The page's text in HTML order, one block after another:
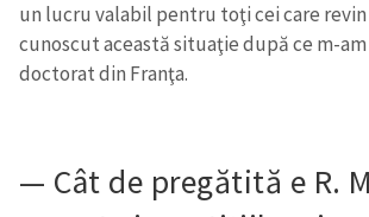
un lucru valabil pentru toţi cei care revin
cunoscut această situaţie după ce m-
doctorat din Franţa.
— Cât de pregătită e R.